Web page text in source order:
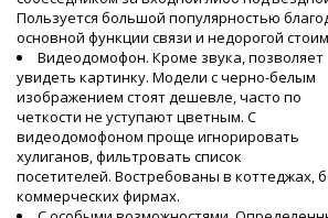
Пользуется большой популярностью
основной функции связи и недорогой
Видеодомофон. Кроме звука, позволяет
увидеть картинку. Модели с черно-белым
изображением стоят дешевле, часто по
четкости не уступают цветным. С
видеодомофоном проще игнорировать
хулиганов, фильтровать список
посетителей. Востребованы в коттеджах,
коммерческих фирмах.